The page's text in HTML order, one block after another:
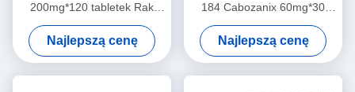
200mg*120 tabletek Rak
wątrobowokomórkowy, rak
nerkowokomórkowy, rak
tarczycy, guz podścieliskowy
przewodu pokarmowego,
Najlepszą cenę
184 Cabozanix 60mg*30
tabletek Rak nerki, rak
tarczycy, rak wątroby,
mięsak tkanek miękkich,
niedrobnokomórkowy rak
Najlepszą cenę